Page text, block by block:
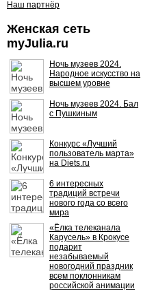
Наш партнёр
Женская сеть
myJulia.ru
Ночь музеев 2024.
Народное искусство на
высшем уровне
Ночь музеев 2024. Бал
с Пушкиным
Конкурс «Лучший
пользователь марта»
на Diets.ru
6 интересных
традиций встречи
нового года со всего
мира
«Ёлка телеканала
Карусель» в Крокусе
подарит
незабываемый
новогодний праздник
всем поклонникам
российской анимации